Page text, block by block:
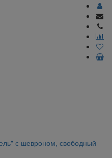
с шевроном, свободный